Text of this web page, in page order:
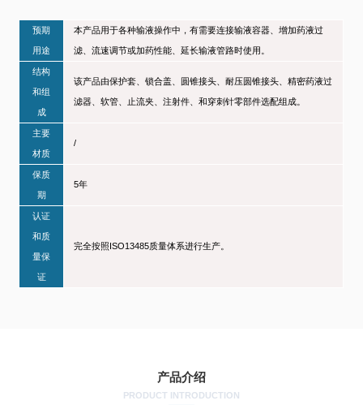
预期
用途
本产品用于各种输液操作中，有需要连接输液容器、增加药液过
滤、流速调节或加药性能、延长输液管路时使用。
结构
和组
成
该产品由保护套、锁合盖、圆锥接头、耐压圆锥接头、精密药液过
滤器、软管、止流夹、注射件、和穿刺针零部件选配组成。
主要
材质
/
保质
期
5年
认证
和质
量保
证
完全按照ISO13485质量体系进行生产。
产品介绍
PRODUCT INTRODUCTION